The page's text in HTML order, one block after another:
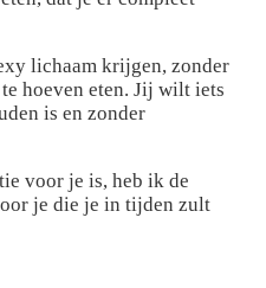
lichaam krijgen, zonder
hoeven eten. Jij wilt iets
is en zonder
voor je is, heb ik de
je die je in tijden zult